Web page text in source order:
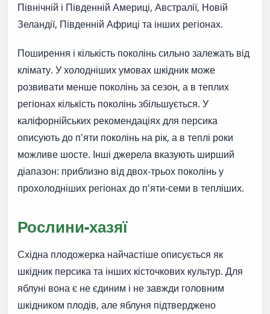
Північній і Південній Америці, Австралії, Новій
Зеландії, Південній Африці та інших регіонах.
Поширення і кількість поколінь сильно залежать від
клімату. У холодніших умовах шкідник може
розвивати менше поколінь за сезон, а в теплих
регіонах кількість поколінь збільшується. У
каліфорнійських рекомендаціях для персика
описують до п'яти поколінь на рік, а в теплі роки
можливе шосте. Інші джерела вказують ширший
діапазон: приблизно від двох-трьох поколінь у
прохолодніших регіонах до п'яти-семи в тепліших.
Рослини-хазяї
Східна плодожерка найчастіше описується як
шкідник персика та інших кісточкових культур. Для
яблуні вона є не єдиним і не завжди головним
шкідником плодів, але яблуня підтверджено